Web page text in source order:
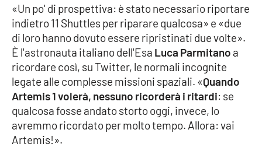
Le perfidie di Antonella Grippo
Venti di comunicazione
STREAMING
LaC TV
LaC Network
«Un po' di prospettiva: è stato necessario riportare
indietro 11 Shuttles per riparare qualcosa» e «due
di loro hanno dovuto essere ripristinati due volte».
È l'astronauta italiano dell'Esa Luca Parmitano a
ricordare così, su Twitter, le normali incognite
legate alle complesse missioni spaziali. «Quando
Artemis 1 volerà, nessuno ricorderà i ritardi: se
qualcosa fosse andato storto oggi, invece, lo
avremmo ricordato per molto tempo. Allora: vai
Artemis!».